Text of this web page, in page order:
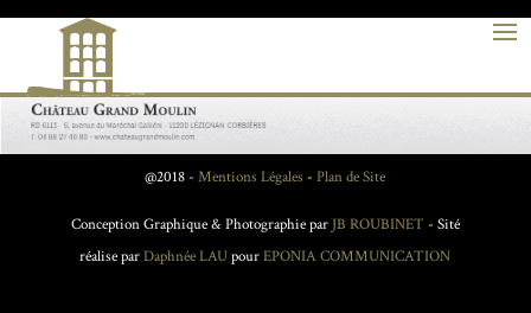
@2018 - Mentions Légales - Plan de Site
Conception Graphique & Photographie par JB ROUBINET - Sité
réalise parDaphnée LAUpourEPONIA COMMUNICATION